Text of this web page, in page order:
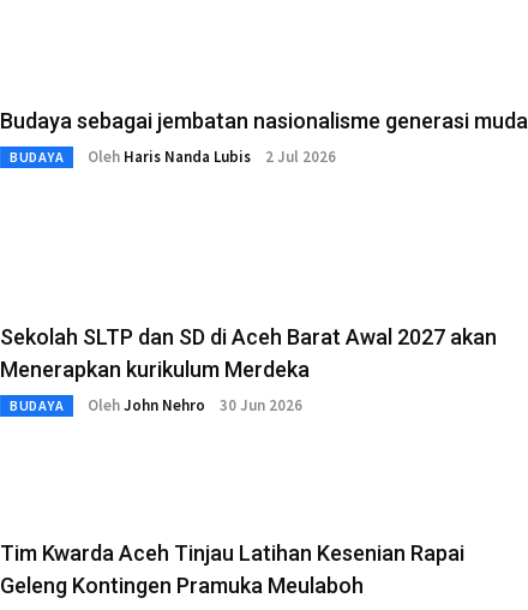
Budaya sebagai jembatan nasionalisme generasi muda
BUDAYA Oleh Haris Nanda Lubis 2 Jul 2026
Sekolah SLTP dan SD di Aceh Barat Awal 2027 akan
Menerapkan kurikulum Merdeka
BUDAYA OlehJohn Nehro 30 Jun 2026
Tim Kwarda Aceh Tinjau Latihan Kesenian Rapai
Geleng Kontingen Pramuka Meulaboh